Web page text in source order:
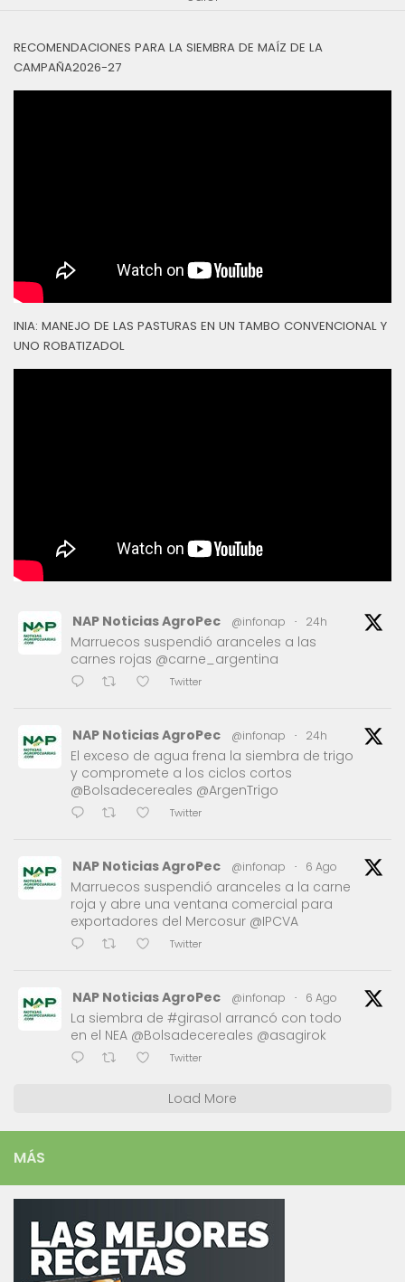
RECOMENDACIONES PARA LA SIEMBRA DE MAÍZ DE LA
CAMPAÑA2026-27
INIA: MANEJO DE LAS PASTURAS EN UN TAMBO CONVENCIONAL Y
UNO ROBATIZADOL
NAP Noticias AgroPec @infonap · 24h
Marruecos suspendió aranceles a las
carnes rojas @carne_argentina
Twitter
NAP Noticias AgroPec @infonap · 24h
El exceso de agua frena la siembra de trigo
y compromete a los ciclos cortos
@Bolsadecereales @ArgenTrigo
Twitter
NAP Noticias AgroPec @infonap · 6 Ago
Marruecos suspendió aranceles a la carne
roja y abre una ventana comercial para
exportadores del Mercosur @IPCVA
Twitter
NAP Noticias AgroPec @infonap · 6 Ago
La siembra de #girasol arrancó con todo
en el NEA @Bolsadecereales @asagirok
Twitter
Load More
MÁS